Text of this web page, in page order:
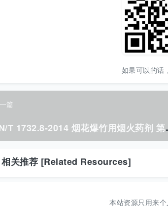
如果可以的话
篇
N/T
相关推荐 [Related Resources]
本站资源只用来